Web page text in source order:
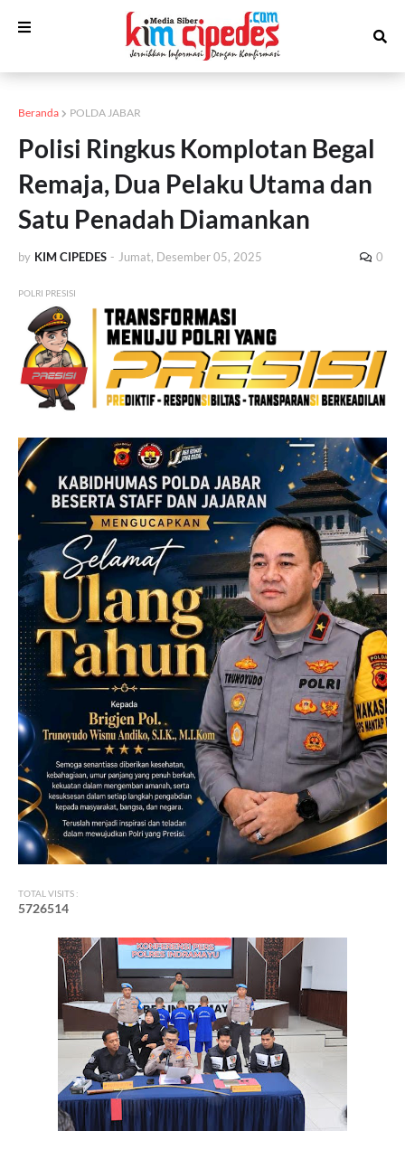
Beranda POLDA JABAR
Polisi Ringkus Komplotan Begal
Remaja, Dua Pelaku Utama dan
Satu Penadah Diamankan
by KIM CIPEDES - Jumat, Desember 05, 2025 0
POLRI PRESISI
TOTAL VISITS :
5726514